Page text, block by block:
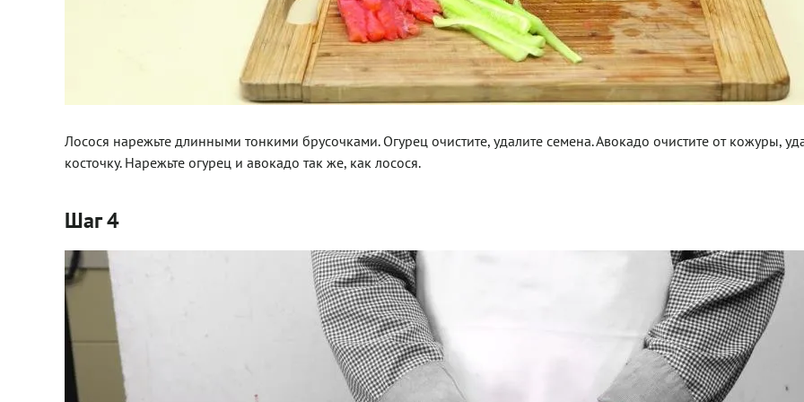
Лосося нарежьте длинными тонкими брусочками. Огурец очистите, удалите семена. Авокадо очистите от кожуры,
косточку. Нарежьте огурец и авокадо так же, как лосося.
Шаг 4